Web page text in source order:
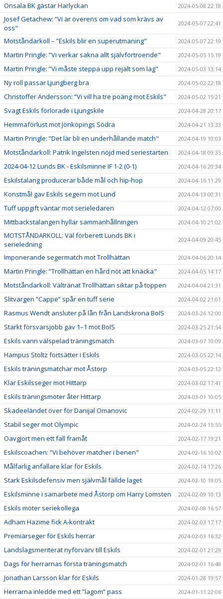
Onsala BK gästar Harlyckan 2024-05-08 22:18
Josef Getachew: ”Vi är överens om vad som krävs av
oss"
2024-05-07 22:41
Motståndarkoll – ”Eskils blir en superutmaning" 2024-05-07 22:19
Martin Pringle: ”Vi verkar sakna allt självförtroende" 2024-05-05 15:19
Martin Pringle: ”Vi måste steppa upp rejält som lag" 2024-05-03 13:14
Ny roll passar Ljungberg bra 2024-05-02 22:18
Christoffer Andersson: ”Vi vill ha tre poäng mot Eskils" 2024-05-02 15:21
Svagt Eskils förlorade i Ljungskile 2024-04-28 20:17
Hemmaförlust mot Jönköpings Södra 2024-04-21 13:33
Martin Pringle: ”Det lär bli en underhållande match" 2024-04-19 10:03
Motståndarkoll: Patrik Ingelsten nöjd med seriestarten 2024-04-18 09:35
2024-04-12 Lunds BK - Eskilsminne IF 1-2 (0-1) 2024-04-16 20:34
Eskilstalang producerar både mål och hip-hop 2024-04-16 11:29
Konstmål gav Eskils segern mot Lund 2024-04-13 00:31
Tuff uppgift väntar mot serieledaren 2024-04-12 07:00
Mittbackstalangen hyllar sammanhållningen 2024-04-10 21:02
MOTSTÅNDARKOLL: Väl förberett Lunds BK i
serieledning
2024-04-09 20:45
Imponerande segermatch mot Trollhättan 2024-04-06 20:14
Martin Pringle: ”Trollhättan en hård nöt att knäcka" 2024-04-05 14:17
Motståndarkoll: Vältränat Trollhättan siktar på toppen 2024-04-04 21:31
Slitvargen ”Cappe” spår en tuff serie 2024-04-02 21:01
Rasmus Wendt ansluter på lån från Landskrona BoIS 2024-03-26 12:00
Starkt försvarsjobb gav 1–1 mot BoIS 2024-03-25 21:54
Eskils vann välspelad träningsmatch 2024-03-07 10:09
Hampus Stoltz fortsätter i Eskils 2024-03-05 22:14
Eskils träningsmatchar mot Åstorp 2024-03-05 22:12
Klar Eskilsseger mot Hittarp 2024-03-02 17:41
Eskils träningsmöter åter Hittarp 2024-03-01 10:05
Skadeeländet över för Danijal Omanovic 2024-02-29 11:11
Stabil seger mot Olympic 2024-02-24 15:55
Oavgjort men ett fall framåt 2024-02-17 19:21
Eskilscoachen: ”Vi behöver matcher i benen" 2024-02-16 10:02
Målfarlig anfallare klar för Eskils 2024-02-14 17:26
Stark Eskilsdefensiv men självmål fällde laget 2024-02-10 19:05
Eskilsminne i samarbete med Åstorp om Harry Lomsten 2024-02-09 10:13
Eskils möter seriekollega 2024-02-08 16:57
Adham Hazime fick A-kontrakt 2024-02-03 17:17
Premiärseger för Eskils herrar 2024-02-03 16:32
Landslagsmeriterat nyförvärv till Eskils 2024-02-01 21:29
Dags för herrarnas första träningsmatch 2024-02-01 16:48
Jonathan Larsson klar för Eskils 2024-01-28 19:57
Herrarna inledde med ett ”lagom” pass 2024-01-11 22:06